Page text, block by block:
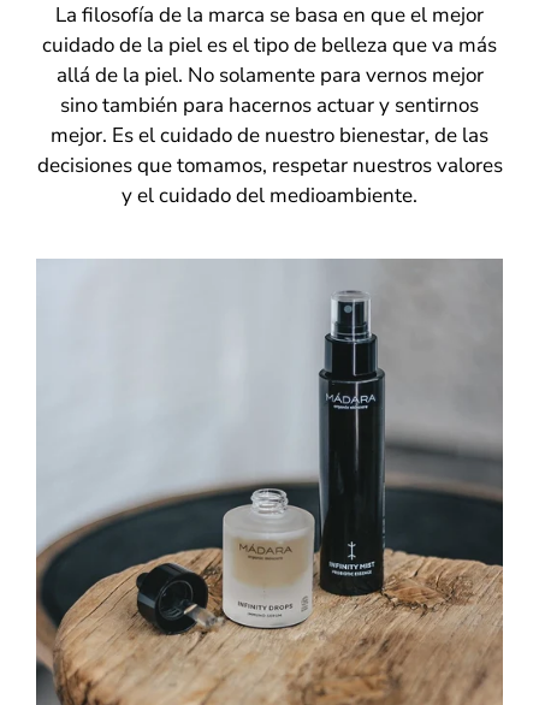
La filosofía de la marca se basa en que el mejor
cuidado de la piel es el tipo de belleza que va más
allá de la piel. No solamente para vernos mejor
sino también para hacernos actuar y sentirnos
mejor. Es el cuidado de nuestro bienestar, de las
decisiones que tomamos, respetar nuestros valores
y el cuidado del medioambiente.